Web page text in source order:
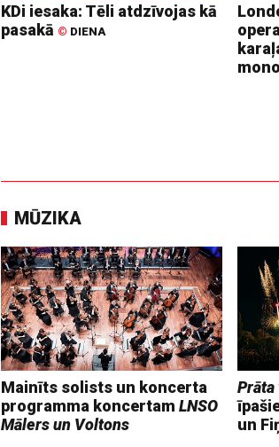
KDi iesaka: Tēli atdzīvojas kā
pasakā © DIENA
MŪZIKA
Mainīts solists un koncerta
programma koncertam LNSO
Mālers un Voltons
Prāta
un